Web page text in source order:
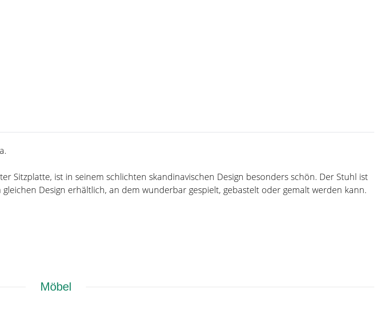
Sitzplatte, ist in seinem schlichten skandinavischen Design besonders schön. Der Stuhl ist
Design erhältlich, an dem wunderbar gespielt, gebastelt oder gemalt werden kann.
Möbel